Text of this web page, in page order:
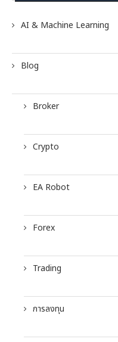
AI & Machine Learning
Blog
Broker
Crypto
EA Robot
Forex
Trading
การลงทุน